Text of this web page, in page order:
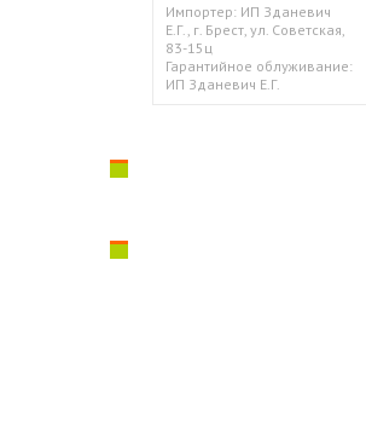
Импортер: ИП Зданевич
Е.Г., г. Брест, ул. Советская,
83-15ц
Гарантийное облуживание:
ИП Зданевич Е.Г.